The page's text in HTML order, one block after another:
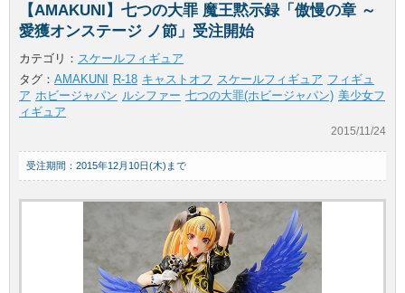
【AMAKUNI】七つの大罪 魔王黙示録「傲慢の章 ～
愛獲オンステージ ノ節」受注開始
カテゴリ： スケールフィギュア
タグ： AMAKUNI R-18 キャストオフ スケールフィギュア フィギュ
ア ホビージャパン ルシファー 七つの大罪(ホビージャパン) 美少女フ
ィギュア
2015/11/24
受注期間：2015年12月10日(木)まで